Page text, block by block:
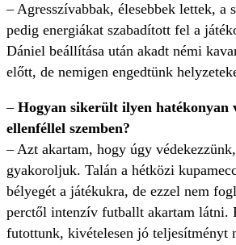
– Agresszívabbak, élesebbek lettek, a
pedig energiákat szabadított fel a
Dániel beállítása után akadt némi
előtt, de nemigen engedtünk
– Hogyan sikerült ilyen hatékonyan
ellenféllel szemben?
– Azt akartam, hogy úgy
gyakoroljuk. Talán a hétközi
bélyegét a játékukra, de ezzel nem
perctől intenzív futballt akartam látni.
futottunk, kivételesen jó teljesítményt